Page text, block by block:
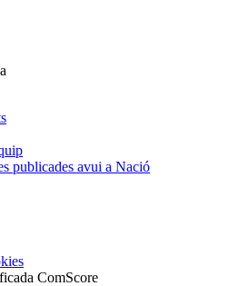
publicades avui a Nació
ComScore